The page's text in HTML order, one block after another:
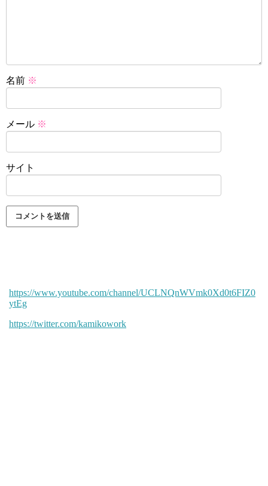
名前 ※
メール ※
サイト
https://www.youtube.com/channel/UCLNQnWVmk0Xd0t6FIZ0
ytEg
https://twitter.com/kamikowork